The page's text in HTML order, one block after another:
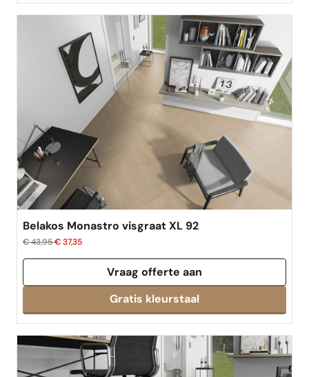
Belakos Monastro visgraat XL 92
€ 43,95€ 37,35
Vraag offerte aan
Gratis kleurstaal